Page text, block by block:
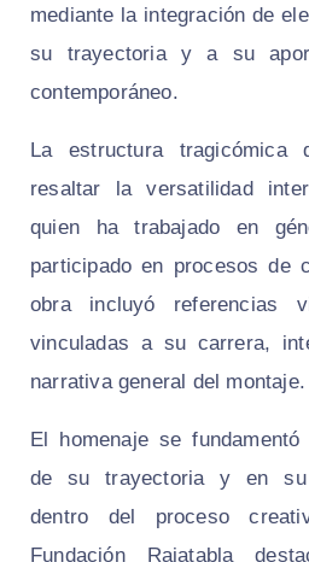
mediante la integración de
su trayectoria y a su
contemporáneo.
La estructura tragicómica
resaltar la versatilidad
quien ha trabajado en
participado en procesos de
obra incluyó referencias
vinculadas a su carrera,
narrativa general del montaje.
El homenaje se
de su trayectoria y en su
dentro del proceso
Fundación Rajatabla